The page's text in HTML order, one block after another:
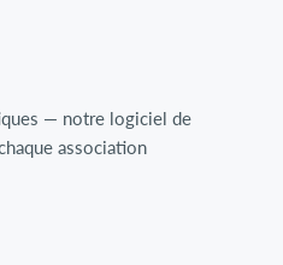
— notre logiciel de
association